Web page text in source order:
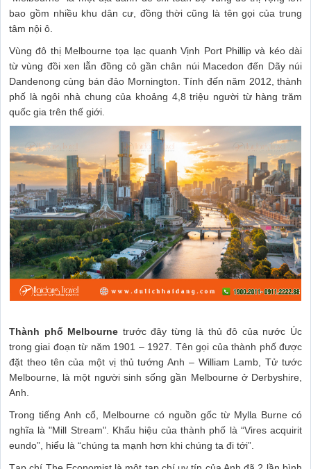
bao gồm nhiều khu dân cư, đồng thời cũng là tên gọi của trung
tâm nội ô.
Vùng đô thị Melbourne tọa lạc quanh Vịnh Port Phillip và kéo dài
từ vùng đồi xen lẫn đồng cỏ gần chân núi Macedon đến Dãy núi
Dandenong cùng bán đảo Mornington. Tính đến năm 2012, thành
phố là ngôi nhà chung của khoảng 4,8 triệu người từ hàng trăm
quốc gia trên thế giới.
Thành phố Melbourne trước đây từng là thủ đô của nước Úc
trong giai đoạn từ năm 1901 – 1927. Tên gọi của thành phố được
đặt theo tên của một vị thủ tướng Anh – William Lamb, Tử tước
Melbourne, là một người sinh sống gần Melbourne ở Derbyshire,
Anh.
Trong tiếng Anh cổ, Melbourne có nguồn gốc từ Mylla Burne có
nghĩa là "Mill Stream". Khẩu hiệu của thành phố là “Vires acquirit
eundo”, hiểu là “chúng ta mạnh hơn khi chúng ta đi tới”.